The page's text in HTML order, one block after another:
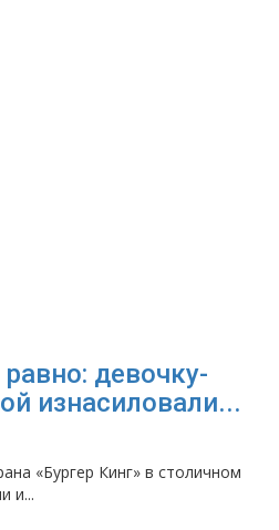
девочку-
изнасиловали...
«Бургер Кинг» в столичном
и...